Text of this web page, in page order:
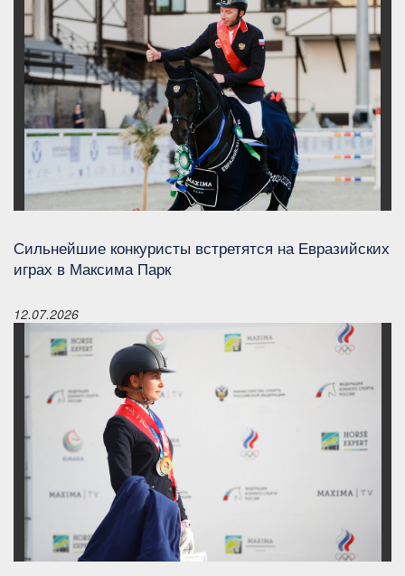
Сильнейшие конкуристы встретятся на Евразийских
играх в Максима Парк
12.07.2026